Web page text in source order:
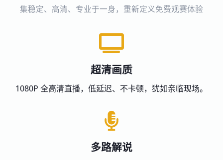
集稳定、高清、专业于一身，重新定义免费观赛体验
超清画质
1080P 全高清直播，低延迟、不卡顿，犹如亲临现场。
多路解说